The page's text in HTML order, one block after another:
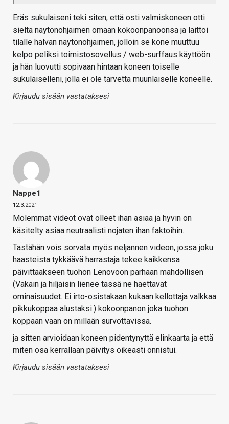
Eräs sukulaiseni teki siten, että osti valmiskoneen otti
sieltä näytönohjaimen omaan kokoonpanoonsa ja laittoi
tilalle halvan näytönohjaimen, jolloin se kone muuttuu
kelpo peliksi toimistosovellus / web-surffaus käyttöön
ja hän luovutti sopivaan hintaan koneen toiselle
sukulaiselleni, jolla ei ole tarvetta muunlaiselle koneelle.
Kirjaudu sisään vastataksesi
Nappe1
12.3.2021
Molemmat videot ovat olleet ihan asiaa ja hyvin on
käsitelty asiaa neutraalisti nojaten ihan faktoihin.
Tästähän vois sorvata myös neljännen videon, jossa joku
haasteista tykkäävä harrastaja tekee kaikkensa
päivittääkseen tuohon Lenovoon parhaan mahdollisen
(Vakain ja hiljaisin lienee tässä ne haettavat
ominaisuudet. Ei irto-osistakaan kukaan kellottaja valkkaa
pikkukoppaa alustaksi.) kokoonpanon joka tuohon
koppaan vaan on millään survottavissa.
ja sitten arvioidaan koneen pidentynyttä elinkaarta ja että
miten osa kerrallaan päivitys oikeasti onnistui.
Kirjaudu sisään vastataksesi